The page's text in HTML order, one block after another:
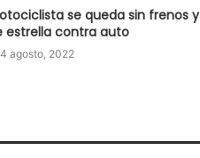
se queda sin frenos y
estrella contra auto
4 agosto, 2022